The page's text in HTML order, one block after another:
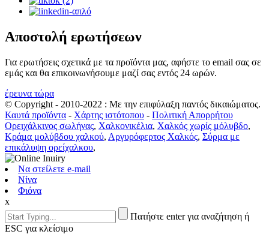
Αποστολή ερωτήσεων
Για ερωτήσεις σχετικά με τα προϊόντα μας, αφήστε το email σας σε
εμάς και θα επικοινωνήσουμε μαζί σας εντός 24 ωρών.
έρευνα τώρα
© Copyright - 2010-2022 : Με την επιφύλαξη παντός δικαιώματος.
Καυτά προϊόντα - Χάρτης ιστότοπου - Πολιτική Απορρήτου
Ορειχάλκινος σωλήνας, Χαλκονικέλια, Χαλκός χωρίς μόλυβδο,
Κράμα μολύβδου χαλκού, Αργυρόφερτος Χαλκός, Σύρμα με
επικάλυψη ορείχαλκου,
Να στείλετε e-mail
Νίνα
Φιόνα
x
Πατήστε enter για αναζήτηση ή
ESC για κλείσιμο